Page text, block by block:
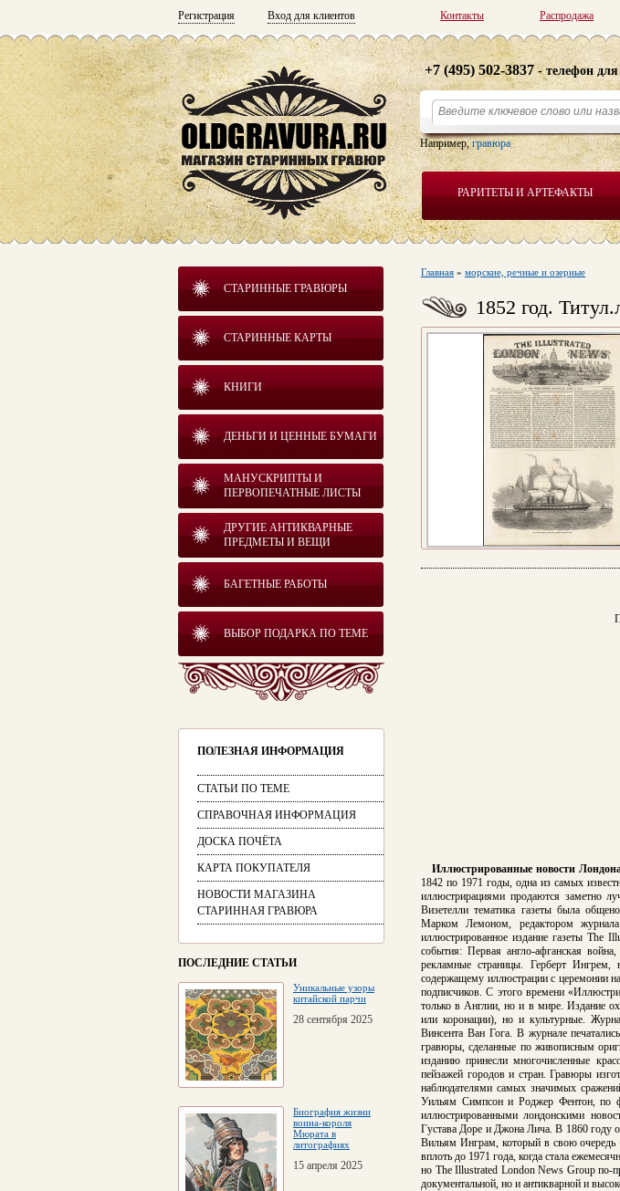
Регистрация Вход для клиентов Распродажа
Контакты
РАРИТЕТЫ И АРТЕФАКТЫ
+7 (495) 502-3837- телефон для
Например, гравюра
СТАРИННЫЕ ГРАВЮРЫ
СТАРИННЫЕ КАРТЫ
КНИГИ
ДЕНЬГИ И ЦЕННЫЕ БУМАГИ
МАНУСКРИПТЫ И
ПЕРВОПЕЧАТНЫЕ ЛИСТЫ
ДРУГИЕ АНТИКВАРНЫЕ
ПРЕДМЕТЫ И ВЕЩИ
БАГЕТНЫЕ РАБОТЫ
ВЫБОР ПОДАРКА ПО ТЕМЕ
ПОЛЕЗНАЯ ИНФОРМАЦИЯ
СТАТЬИ ПО ТЕМЕ
СПРАВОЧНАЯ ИНФОРМАЦИЯ
ДОСКА ПОЧЁТА
КАРТА ПОКУПАТЕЛЯ
НОВОСТИ МАГАЗИНА
СТАРИННАЯ ГРАВЮРА
ПОСЛЕДНИЕ СТАТЬИ
Уникальные узоры
китайской парчи
28 сентября 2025
Биография жизни
воина-короля
Мюрата в
литографиях
15 апреля 2025
Главная » морские, речные и озерные
1852 год.
Иллюстрированные новости
1842 по 1971 годы, одна из самых
иллюстрирациями продаются заметно
Визетелли тематика газеты была
Марком Лемоном, редактором
иллюстрированное издание газеты
события: Первая англо-афганская
рекламные страницы. Герберт Ингрем,
содержащему иллюстрации с церемонии
подписчиков. С этого времени
только в Англии, но и в мире. Издание
или коронации), но и культурные.
Винсента Ван Гога. В журнале
гравюры, сделанные по живописным
изданию принесли многочисленные
пейзажей городов и стран. Гравюры
наблюдателями самых значимых
Уильям Симпсон и Роджер Фентон, по
иллюстрированными лондонскими
Густава Доре и Джона Лича. В 1860 году
Вильям Инграм, который в свою очередь
вплоть до 1971 года, когда стала
но The Illustrated London News Group по-
документальной, но и антикварной и